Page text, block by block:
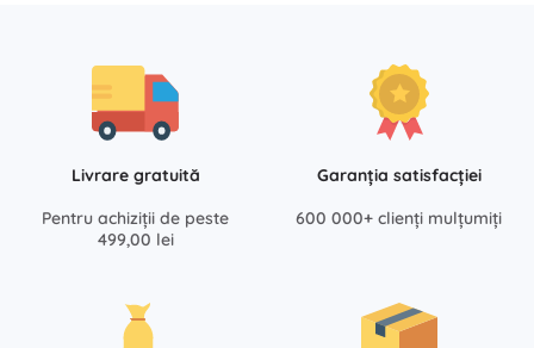
Livrare gratuită
Pentru achiziții de peste
499,00 lei
Garanția satisfacției
600 000+ clienți mulțumiți